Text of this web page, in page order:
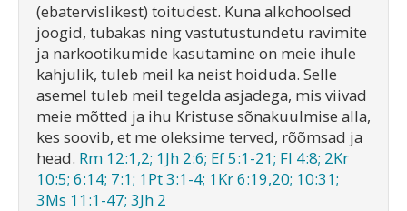
(ebatervislikest) toitudest. Kuna alkohoolsed
joogid, tubakas ning vastutustundetu ravimite
ja narkootikumide kasutamine on meie ihule
kahjulik, tuleb meil ka neist hoiduda. Selle
asemel tuleb meil tegelda asjadega, mis viivad
meie mõtted ja ihu Kristuse sõnakuulmise alla,
kes soovib, et me oleksime terved, rõõmsad ja
head. Rm 12:1,2; 1Jh 2:6; Ef 5:1-21; Fl 4:8; 2Kr
10:5; 6:14; 7:1; 1Pt 3:1-4; 1Kr 6:19,20; 10:31;
3Ms 11:1-47; 3Jh 2